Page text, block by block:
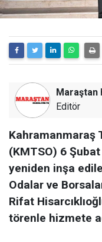
Maraştan
Editör
Kahramanmaraş
(KMTSO) 6
yeniden inşa
Odalar ve
Rifat
törenle hizmete